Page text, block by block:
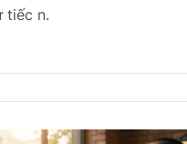
tiếc n.